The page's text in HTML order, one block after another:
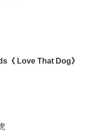
《 Love That Dog》